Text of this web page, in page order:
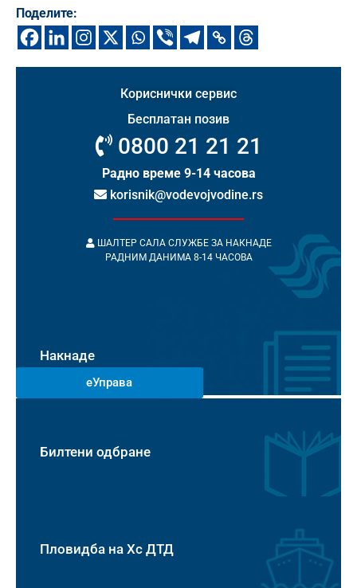
Поделите:
Кориснички сервис
Бесплатан позив
0800 21 21 21
Радно време 9-14 часова
korisnik@vodevojvodine.rs
ШАЛТЕР САЛА СЛУЖБЕ ЗА НАКНАДЕ
РАДНИМ ДАНИМА 8-14 ЧАСОВА
Накнаде
еУправа
Билтени одбране
Пловидба на Хс ДТД